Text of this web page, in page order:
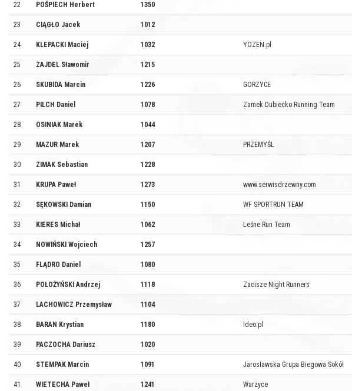
22 POŚPIECH Herbert 1350
23 CIĄGŁO Jacek 1012
24 KLEPACKI Maciej 1032 YOZEN.pl
25 ZAJDEL Sławomir 1215
26 SKUBIDA Marcin 1226 GORZYCE
27 PILCH Daniel 1078 Zamek Dubiecko Running Team
28 OSINIAK Marek 1044
29 MAZUR Marek 1207 PRZEMYŚL
30 ZIMAK Sebastian 1228
31 KRUPA Paweł 1273 www.serwisdrzewny.com
32 SĘKOWSKI Damian 1150 WF SPORTRUN TEAM
33 KIERES Michał 1062 Leśne Run Team
34 NOWIŃSKI Wojciech 1257
35 FLĄDRO Daniel 1080
36 POŁOŻYŃSKI Andrzej 1118 Zacisze Night Runners
37 LACHOWICZ Przemysław 1104
38 BARAN Krystian 1180 Ideo.pl
39 PACZOCHA Dariusz 1020
40 STEMPAK Marcin 1091 Jarosławska Grupa Biegowa Sokół
41 WIETECHA Paweł 1241 Warzyce